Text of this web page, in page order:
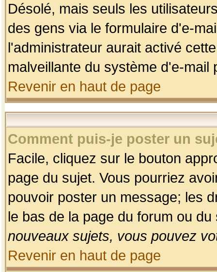
Désolé, mais seuls les
des gens via le formulaire d'e-
l'administrateur aurait activé
malveillante du système d'e-
Revenir en haut de page
Comment puis-je poster un
Facile, cliquez sur le bouton
page du sujet. Vous pourriez
pouvoir poster un message; les
le bas de la page du forum ou
nouveaux sujets, vous pouvez
Revenir en haut de page